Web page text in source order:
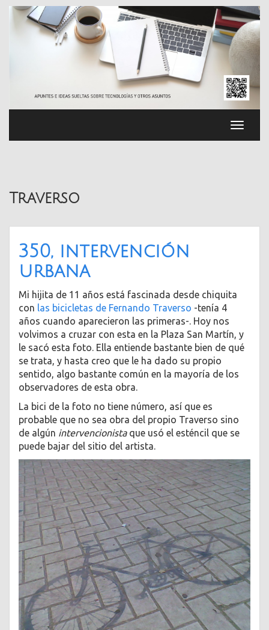
Saltar
contenido
Traverso
350, intervención
urbana
Mi hijita de 11 años está fascinada desde chiquita
con las bicicletas de Fernando Traverso -tenía 4
años cuando aparecieron las primeras-. Hoy nos
volvimos a cruzar con esta en la Plaza San Martín, y
le sacó esta foto. Ella entiende bastante bien de qué
se trata, y hasta creo que le ha dado su propio
sentido, algo bastante común en la mayoría de los
observadores de esta obra.
La bici de la foto no tiene número, así que es
probable que no sea obra del propio Traverso sino
de algún intervencionistaque usó el esténcil que se
puede bajar del sitio del artista.